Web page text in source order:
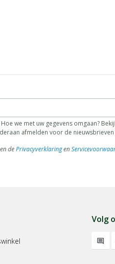
Hoe we met uw gegevens omgaan?
afmelden voor de nieuwsbrieven
dePrivacyverklaringen
Volg